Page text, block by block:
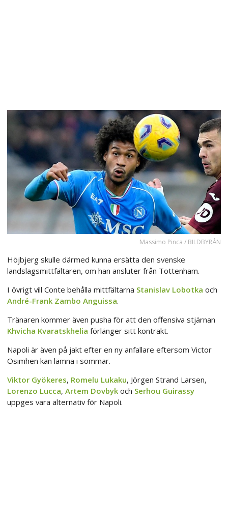
Massimo Pinca / BILDBYRÅN
Höjbjerg skulle därmed kunna ersätta den svenske
landslagsmittfältaren, om han ansluter från Tottenham.
I övrigt vill Conte behålla mittfältarna Stanislav Lobotka och
André-Frank Zambo Anguissa.
Tränaren kommer även pusha för att den offensiva stjärnan
Khvicha Kvaratskhelia förlänger sitt kontrakt.
Napoli är även på jakt efter en ny anfallare eftersom Victor
Osimhen kan lämna i sommar.
Viktor Gyökeres, Romelu Lukaku, Jörgen Strand Larsen,
Lorenzo Lucca, Artem Dovbyk och Serhou Guirassy
uppges vara alternativ för Napoli.